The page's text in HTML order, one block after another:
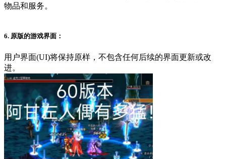
物品和服务。
6. 原版的游戏界面：
用户界面(UI)将保持原样，不包含任何后续的界面更新或改
进。